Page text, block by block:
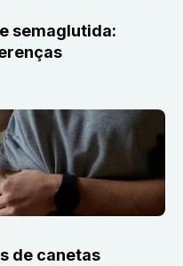
semaglutida:
de canetas